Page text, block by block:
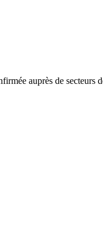
auprès de